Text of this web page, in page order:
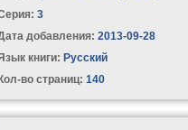
3
добавления: 2013-09-28
книги: Русский
Кол-во страниц: 140